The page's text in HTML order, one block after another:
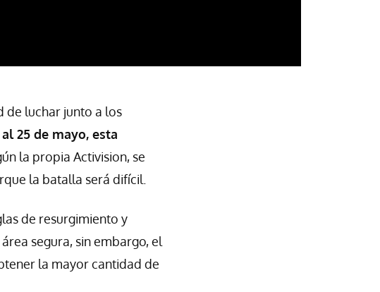
de luchar junto a los
25 de mayo, esta
la propia Activision, se
la batalla será difícil.
de resurgimiento y
segura, sin embargo, el
la mayor cantidad de